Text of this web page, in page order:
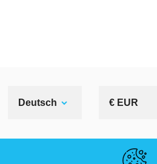
Deutsch € EUR